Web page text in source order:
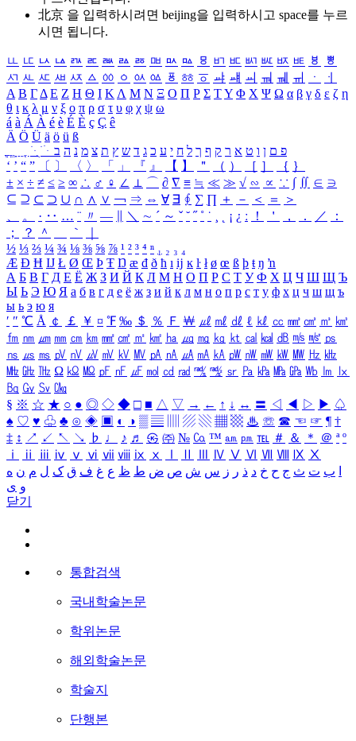
北京 을 입력하시려면 beijing을 입력하시고 space를 누르
시면 됩니다.
ㅥ ㅦ ㅧ ㅨ ㅩ ㅪ ㅫ ㅬ ㅭ ㅮ ㅯ ㅰ ㅱ ㅲ ㅳ ㅴ ㅵ ㅶ ㅷ ㅸ
ㅹ
ㅺ ㅻ ㅼ ㅽ ㅾ ㅿ ㆀ ㆁ ㆂ ㆃ ㆄ ㆅ ㆆ ㆇ ㆈ ㆉ ㆊ ㆋ ㆌ ㆍ
ㆎ
Α Β ΓΔ Ε Ζ Η Θ Ι ΚΛ Μ Ν Ξ Ο Π Ρ Σ ΤΥ Φ Χ Ψ Ω α β γ δ ε ζ η
θ ι κ λ μ ν ξ ο π ρ σ τ υ φ χ ψ ω
á à Á À é è É È ç Ç ê
Ä Ö Ü ä ö ü ß
ִֶֹ ֻּ ׁׂ פ ם ן ו ט א ר ק ף ך ל ח י ע כ ג ד ש ץ ת צ מ נ ה ב
‘ ’ “ ” 〔 〕 〈 〉 「 」 『 』 【 】 ＂ （ ） ［ ］ ｛ ｝
± × ÷ ≠ ≤ ≥ ∞ ∴ ♂ ♀ ∠ ⊥ ⌒ ∂ ∇ ≡ ≒ ≪ ≫ √ ∽ ∝ ∵ ∫ ∬ ∈ ∋
⊆ ⊇ ⊂ ⊃ ∪ ∩ ∧ ∨ ￢ ⇒ ⇔ ∀ ∃ ∮ ∑ ∏ ＋ － ＜ ＝
＞
、
。 · ‥ … ¨ 〃 ― ＼ ∼ ´ ～ ˇ ˘ ˝ ˚ ˙ ¸ ¡ ¿ ː ！ ＇ ， ． ／
：
；
？ ＾ ｀
½ ⅓ ⅔ ¼ ¾ ⅛ ⅜ ⅝ ⅞ ¹ ² ³ ⁴ ⁿ ₁ ₂ ₃ ₄
Æ Ð Ħ Ĳ Ł Ø Œ Þ Ŧ Ŋ æ đ ð ħ ı ĳ ĸ ŀ ł ø œ ß þ ŧ ŋ ŉ
А Б В Г Д Е Ё Ж З И Й К Л М Н О П Р С Т У Ф Х Ц Ч Ш Щ Ъ
Ы Ь Э Ю Я а б в г д е ё ж з и й к л м н о п р с т у ф х ц ч ш щ ъ
ы ь э ю я
′ ″ ℃ Å ￠ ￡ ￥ ¤ ℉ ‰ ＄ ％ Ｆ ￦ ㎕ ㎖ ㎗ ℓ ㎘ ㏄ ㎣ ㎤ ㎥ ㎦
㎙ ㎚ ㎛ ㎜ ㎝ ㎞ ㎟ ㎠ ㎡ ㎢ ㏊ ㎍ ㎎ ㎏ ㏏ ㎈ ㎉ ㏈ ㎧ ㎨ ㎰
㎱ ㎲ ㎳ ㎴ ㎵ ㎶ ㎷ ㎸ ㎹ ㎀ ㎁ ㎂ ㎃ ㎄ ㎺ ㎻ ㎽ ㎾ ㎿ ㎐ ㎑
㎒ ㎓ ㎔ Ω ㏀ ㏁ ㎊ ㎋ ㎌ ㏖ ㏅ ㎭ ㎮ ㎯ ㏛ ㎩ ㎪ ㎫ ㎬ ㏝ ㏐
㏓
㏃ ㏉ ㏜ ㏆
§ ※ ☆ ★ ○ ● ◎ ◇ ◆ □ ■ △ ▽ → ← ↑ ↓ ↔ 〓 ◁ ◀ ▷ ▶ ♤
♠ ♡ ♥ ♧ ♣ ⊙ ◈ ▣ ◐ ◑ ▒ ▤ ▨ ▧ ▦ ▩ ♨ ☏ ☎ ☜ ☞ ¶ †
‡ ↕ ↗ ↙ ↖ ↘ ♭ ♩ ♪ ♬ ㉿ ㈜ № ㏇ ™ ㏂ ㏘ ℡ ＃ ＆ ＊ ＠ ª º
ⅰ
ⅱ ⅲ ⅳ ⅴ ⅵ ⅶ ⅷ ⅸ ⅹ Ⅳ Ⅴ Ⅵ Ⅶ Ⅷ Ⅸ Ⅹ
ب ت ث ج ح خ د ذ ر ز س ش ص ض ط ظ ع غ ف ق ک ل م ن ه
و ی
닫기
통합검색
국내학술논문
학위논문
해외학술논문
학술지
단행본